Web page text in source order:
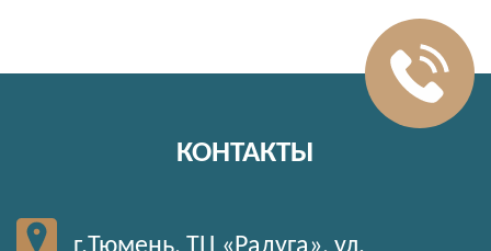
КОНТАКТЫ